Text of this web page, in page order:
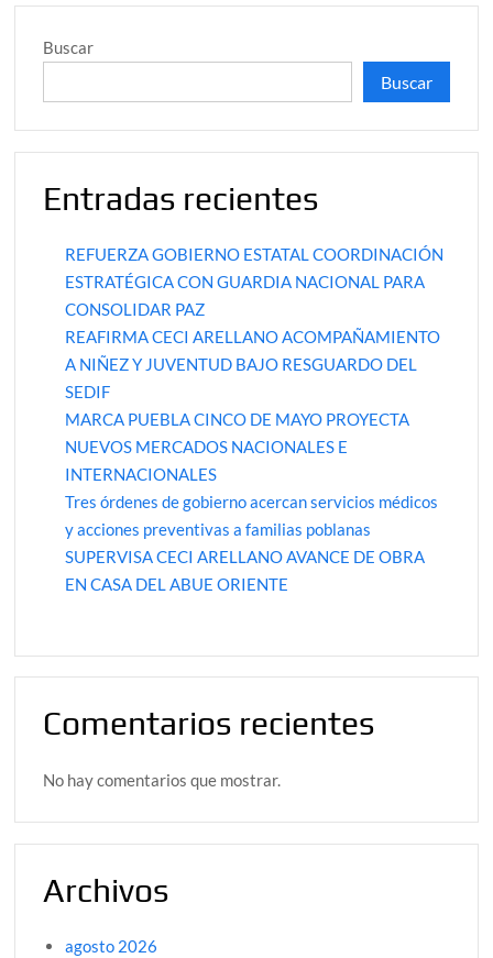
Buscar
Buscar
Entradas recientes
REFUERZA GOBIERNO ESTATAL COORDINACIÓN
ESTRATÉGICA CON GUARDIA NACIONAL PARA
CONSOLIDAR PAZ
REAFIRMA CECI ARELLANO ACOMPAÑAMIENTO
A NIÑEZ Y JUVENTUD BAJO RESGUARDO DEL
SEDIF
MARCA PUEBLA CINCO DE MAYO PROYECTA
NUEVOS MERCADOS NACIONALES E
INTERNACIONALES
Tres órdenes de gobierno acercan servicios médicos
y acciones preventivas a familias poblanas
SUPERVISA CECI ARELLANO AVANCE DE OBRA
EN CASA DEL ABUE ORIENTE
Comentarios recientes
No hay comentarios que mostrar.
Archivos
agosto 2026